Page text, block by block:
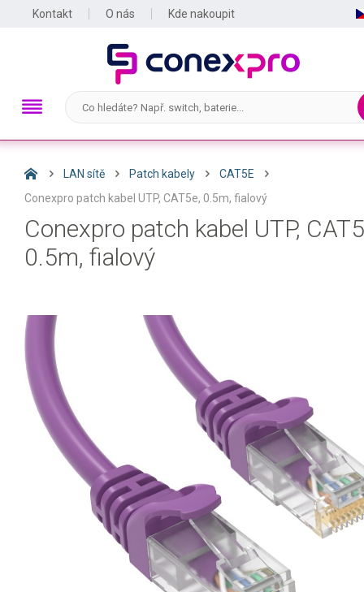
Kontakt O nás Kde nakoupit
LAN sítě Patch kabely
CAT5E
Conexpro patch kabel UTP, CAT5e, 0.5m, fialový
Conexpro patch kabel UTP,
0.5m, fialový